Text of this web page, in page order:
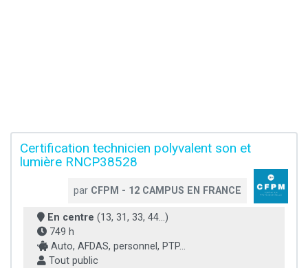
Certification technicien polyvalent son et
lumière RNCP38528
par CFPM - 12 CAMPUS EN FRANCE
En centre (13, 31, 33, 44...)
749 h
Auto, AFDAS, personnel, PTP...
Tout public